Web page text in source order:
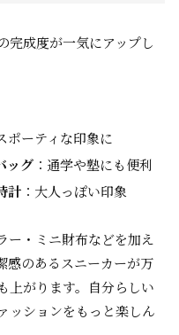
完成度が一気にアップし
ポーティな印象に
ッグ ：通学や塾にも便利
計 ：大人っぽい印象
ー・ミニ財布などを加え
感のあるスニーカーが万
上がります。自分らしい
ッションをもっと楽しん